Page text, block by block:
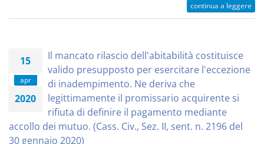
continua a leggere
15
apr
2020
Il mancato rilascio dell'abitabilità costituisce
valido presupposto per esercitare l'eccezione
di inadempimento. Ne deriva che
legittimamente il promissario acquirente si
rifiuta di definire il pagamento mediante
accollo dei mutuo. (Cass. Civ., Sez. II, sent. n. 2196 del
30 gennaio 2020)